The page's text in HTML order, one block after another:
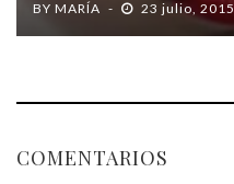
BY MARÍA 23 julio, 2015
COMENTARIOS